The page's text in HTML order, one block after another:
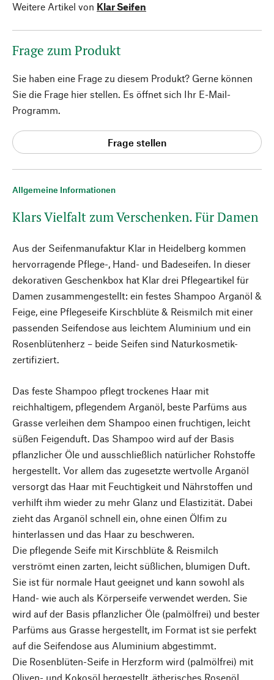
Allgemeine Informationen
Klars Vielfalt zum Verschenken. Für Damen
Aus der Seifenmanufaktur Klar in Heidelberg kommen
hervorragende Pflege-, Hand- und Badeseifen. In dieser
dekorativen Geschenkbox hat Klar drei Pflegeartikel für
Damen zusammengestellt: ein festes Shampoo Arganöl &
Feige, eine Pflegeseife Kirschblüte & Reismilch mit einer
passenden Seifendose aus leichtem Aluminium und ein
Rosenblütenherz – beide Seifen sind Naturkosmetik-
zertifiziert.
Das feste Shampoo pflegt trockenes Haar mit
reichhaltigem, pflegendem Arganöl, beste Parfüms aus
Grasse verleihen dem Shampoo einen fruchtigen, leicht
süßen Feigenduft. Das Shampoo wird auf der Basis
pflanzlicher Öle und ausschließlich natürlicher Rohstoffe
hergestellt. Vor allem das zugesetzte wertvolle Arganöl
versorgt das Haar mit Feuchtigkeit und Nährstoffen und
verhilft ihm wieder zu mehr Glanz und Elastizität. Dabei
zieht das Arganöl schnell ein, ohne einen Ölfim zu
hinterlassen und das Haar zu beschweren.
Die pflegende Seife mit Kirschblüte & Reismilch
verströmt einen zarten, leicht süßlichen, blumigen Duft.
Sie ist für normale Haut geeignet und kann sowohl als
Hand- wie auch als Körperseife verwendet werden. Sie
wird auf der Basis pflanzlicher Öle (palmölfrei) und bester
Parfüms aus Grasse hergestellt, im Format ist sie perfekt
auf die Seifendose aus Aluminium abgestimmt.
Die Rosenblüten-Seife in Herzform wird (palmölfrei) mit
Oliven- und Kokosöl hergestellt, ätherisches Rosenöl
Weitere Artikel von Klar Seifen
Frage zum Produkt
Sie haben eine Frage zu diesem Produkt? Gerne können
Sie die Frage hier stellen. Es öffnet sich Ihr E-Mail-
Programm.
Frage stellen